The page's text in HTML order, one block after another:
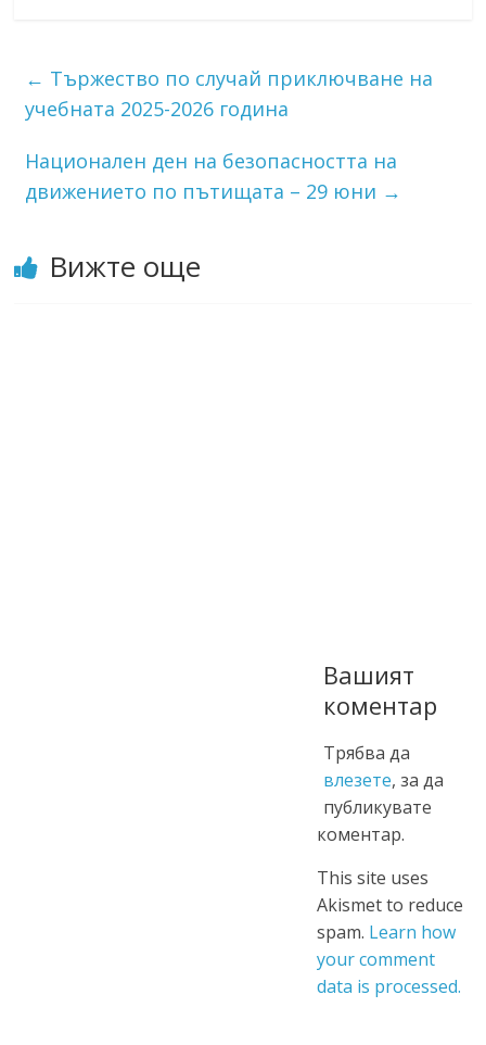
← Тържество по случай приключване на
учебната 2025-2026 година
Национален ден на безопасността на
движението по пътищата – 29 юни →
Вижте още
Вашият
коментар
Трябва да
влезете, за да
публикувате
коментар.
This site uses
Akismet to reduce
spam. Learn how
your comment
data is processed.